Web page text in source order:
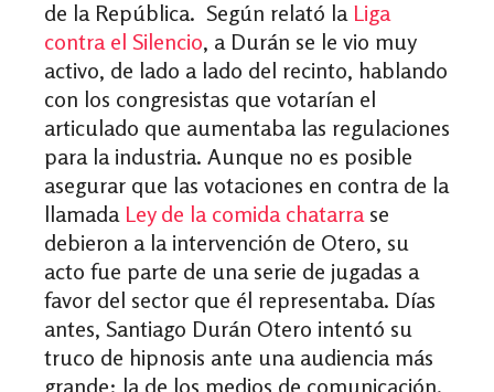
de la República. Según relató la Liga
contra el Silencio, a Durán se le vio muy
activo, de lado a lado del recinto, hablando
con los congresistas que votarían el
articulado que aumentaba las regulaciones
para la industria. Aunque no es posible
asegurar que las votaciones en contra de la
llamada Ley de la comida chatarrase
debieron a la intervención de Otero, su
acto fue parte de una serie de jugadas a
favor del sector que él representaba. Días
antes, Santiago Durán Otero intentó su
truco de hipnosis ante una audiencia más
grande: la de los medios de comunicación.